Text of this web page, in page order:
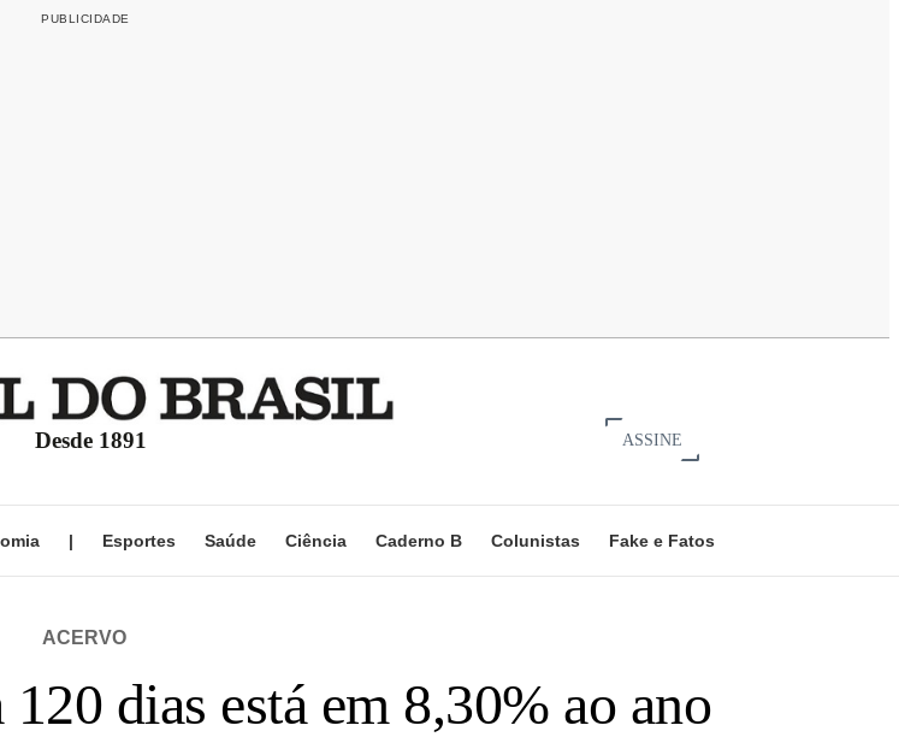
Desde 1891 ASSINE
| Esportes Saúde Ciência Caderno B Colunistas Fake e Fatos
ACERVO
dias está em 8,30% ao ano